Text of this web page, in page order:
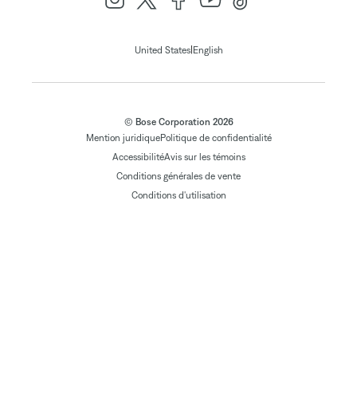
United States| English
© Bose Corporation 2026
Mention juridiquePolitique de confidentialité
AccessibilitéAvis sur les témoins
Conditions générales de vente
Conditions d'utilisation